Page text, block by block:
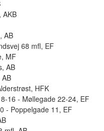
AKB
AB
68 mfl, EF
MF
AB
HFK
16 - Møllegade 22-24, EF
- Poppelgade 11, EF